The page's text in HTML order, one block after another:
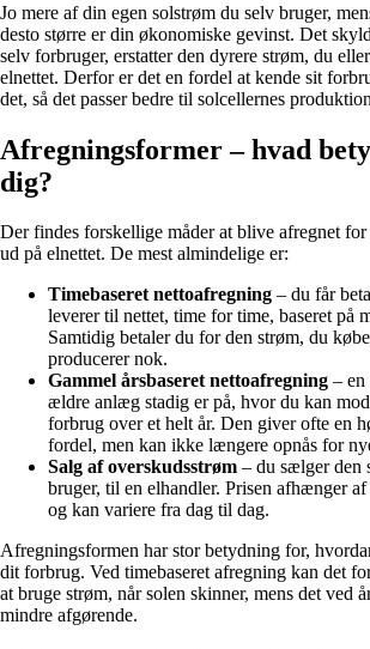
Jo mere af din egen solstrøm du selv bruger,
desto større er din økonomiske gevinst. Det
selv forbruger, erstatter den dyrere strøm, du
elnettet. Derfor er det en fordel at kende sit
det, så det passer bedre til solcellernes
Afregningsformer – hvad
dig?
Der findes forskellige måder at blive afregnet for
ud på elnettet. De mest almindelige er:
Timebaseret nettoafregning – du får
leverer til nettet, time for time, baseret på
Samtidig betaler du for den strøm, du
producerer nok.
Gammel årsbaseret nettoafregning – en
ældre anlæg stadig er på, hvor du kan
forbrug over et helt år. Den giver ofte en
fordel, men kan ikke længere opnås for
Salg af overskudsstrøm – du sælger den
bruger, til en elhandler. Prisen afhænger
og kan variere fra dag til dag.
Afregningsformen har stor betydning for,
dit forbrug. Ved timebaseret afregning kan det
at bruge strøm, når solen skinner, mens det ved
mindre afgørende.